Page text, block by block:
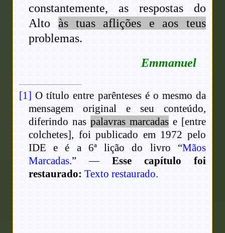
constantemente, as respostas do
Alto às tuas aflições e aos teus
problemas.
Emmanuel
[1] O título entre parênteses é o mesmo da
mensagem original e seu conteúdo,
diferindo nas palavras marcadase [entre
colchetes], foi publicado em 1972 pelo
IDE e é a 6ª lição do livro “Mãos
Marcadas.” — Esse capítulo foi
restaurado: Texto restaurado.